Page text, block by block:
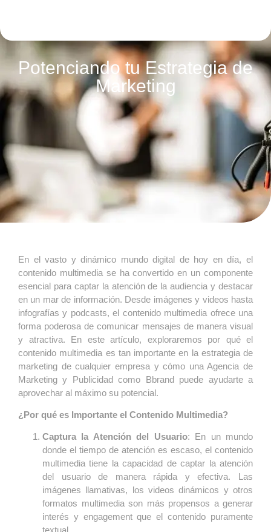
Potenciando tu Estrategia de
Marketing
En el vasto y dinámico mundo digital de hoy en día, el
contenido multimedia se ha convertido en un componente
esencial para captar la atención de la audiencia y destacar
en un mar de información. Desde imágenes y videos hasta
infografías y podcasts, el contenido multimedia ofrece una
forma poderosa de comunicar mensajes de manera visual
y atractiva. En este artículo, exploraremos por qué el
contenido multimedia es tan importante en la estrategia de
marketing de cualquier empresa y cómo una Agencia de
Marketing y Publicidad como Bbrand puede ayudarte a
aprovechar al máximo su potencial.
¿Por qué es Importante el Contenido Multimedia?
Captura la Atención del Usuario: En un mundo
donde el tiempo de atención es escaso, el contenido
multimedia tiene la capacidad de captar la atención
del usuario de manera rápida y efectiva. Las
imágenes llamativas, los videos dinámicos y otros
formatos multimedia son más propensos a generar
interés y engagement que el contenido puramente